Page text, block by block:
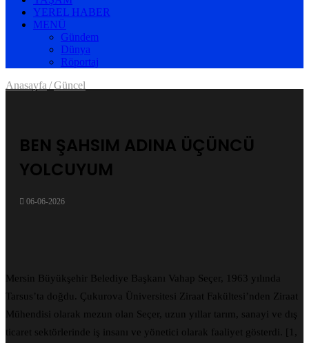
YEREL HABER
MENÜ
Gündem
Dünya
Röportaj
Anasayfa /Güncel
BEN ŞAHSIM ADINA ÜÇÜNCÜ
YOLCUYUM
06-06-2026
Mersin Büyükşehir Belediye Başkanı Vahap Seçer, 1963 yılında
Tarsus’ta doğdu. Çukurova Üniversitesi Ziraat Fakültesi’nden Ziraat
Mühendisi olarak mezun olan Seçer, uzun yıllar tarım, sanayi ve dış
ticaret sektörlerinde iş insanı ve yönetici olarak faaliyet gösterdi. [1,